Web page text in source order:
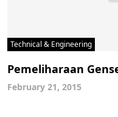
Technical & Engineering
Pemeliharaan
February 21, 2015